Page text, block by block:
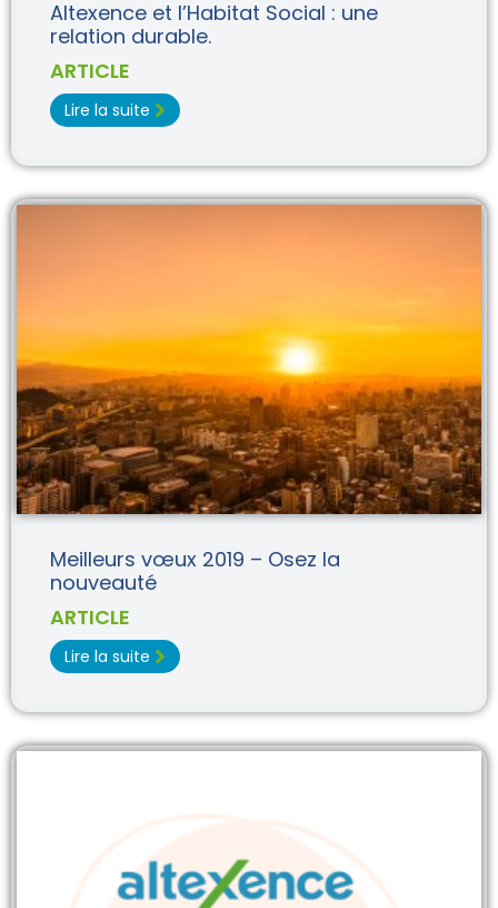
Altexence et l’Habitat Social : une
relation durable.
ARTICLE
Lire la suite
Meilleurs vœux 2019 – Osez la
nouveauté
ARTICLE
Lire la suite